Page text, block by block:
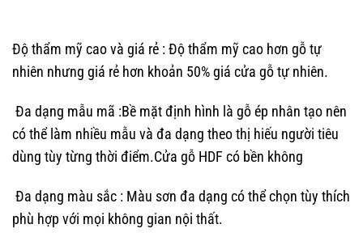
Độ thẩm mỹ cao và giá rẻ : Độ thẩm mỹ cao hơn gỗ tự
nhiên nhưng giá rẻ hơn khoản 50% giá cửa gỗ tự nhiên.
Đa dạng mẫu mã :Bề mặt định hình là gỗ ép nhân tạo nên
có thể làm nhiều mẫu và đa dạng theo thị hiếu người tiêu
dùng tùy từng thời điểm.Cửa gỗ HDF có bền không
Đa dạng màu sắc : Màu sơn đa dạng có thể chọn tùy thích
phù hợp với mọi không gian nội thất.